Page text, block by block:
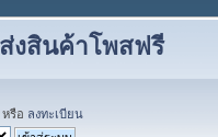
งสินค้าโพสฟรี
หรือ ลงทะเบียน